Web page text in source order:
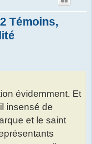
Témoins,
évidemment. Et
insensé de
et le saint